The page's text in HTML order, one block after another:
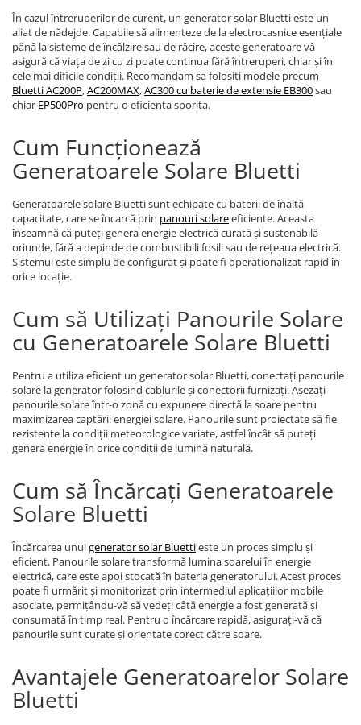
În cazul întreruperilor de curent, un generator solar Bluetti este un
aliat de nădejde. Capabile să alimenteze de la electrocasnice esențiale
până la sisteme de încălzire sau de răcire, aceste generatoare vă
asigură că viața de zi cu zi poate continua fără întreruperi, chiar și în
cele mai dificile condiții. Recomandam sa folositi modele precum
Bluetti AC200P,AC200MAX,AC300 cu baterie de extensie EB300sau
chiar EP500Pro pentru o eficienta sporita.
Cum Funcționează
Generatoarele Solare Bluetti
Generatoarele solare Bluetti sunt echipate cu baterii de înaltă
capacitate, care se încarcă prin panouri solareeficiente. Aceasta
înseamnă că puteți genera energie electrică curată și sustenabilă
oriunde, fără a depinde de combustibili fosili sau de rețeaua electrică.
Sistemul este simplu de configurat și poate fi operationalizat rapid în
orice locație.
Cum să Utilizați Panourile Solare
cu Generatoarele Solare Bluetti
Pentru a utiliza eficient un generator solar Bluetti, conectați panourile
solare la generator folosind cablurile și conectorii furnizați. Așezați
panourile solare într-o zonă cu expunere directă la soare pentru
maximizarea captării energiei solare. Panourile sunt proiectate să fie
rezistente la condiții meteorologice variate, astfel încât să puteți
genera energie în orice condiții de lumină naturală.
Cum să Încărcați Generatoarele
Solare Bluetti
Încărcarea unuigenerator solar Bluettieste un proces simplu și
eficient. Panourile solare transformă lumina soarelui în energie
electrică, care este apoi stocată în bateria generatorului. Acest proces
poate fi urmărit și monitorizat prin intermediul aplicațiilor mobile
asociate, permițându-vă să vedeți câtă energie a fost generată și
consumată în timp real. Pentru o încărcare rapidă, asigurați-vă că
panourile sunt curate și orientate corect către soare.
Avantajele Generatoarelor Solare
Bluetti